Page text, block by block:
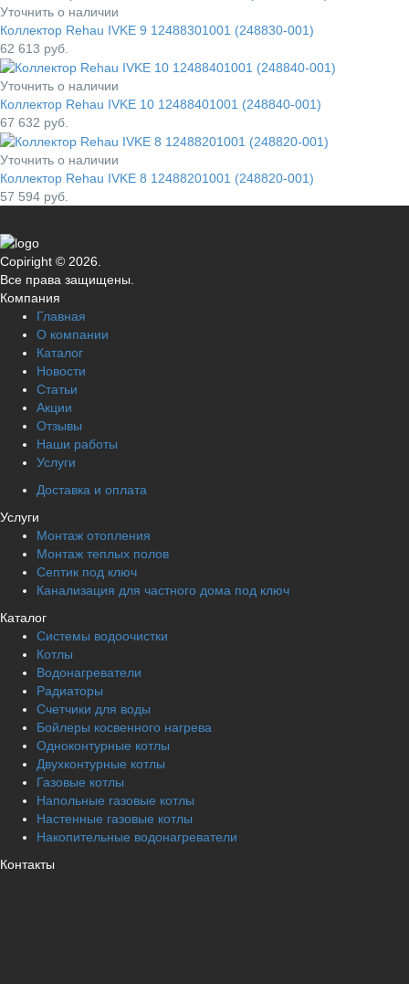
Уточнить о наличии
Коллектор Rehau IVKE 9 12488301001 (248830-001)
62 613 руб.
Уточнить о наличии
Коллектор Rehau IVKE 10 12488401001 (248840-001)
67 632 руб.
Уточнить о наличии
Коллектор Rehau IVKE 8 12488201001 (248820-001)
57 594 руб.
Copiright © 2026.
Все права защищены.
Компания
Главная
О компании
Каталог
Новости
Статьи
Акции
Отзывы
Наши работы
Услуги
Доставка и оплата
Услуги
Монтаж отопления
Монтаж теплых полов
Септик под ключ
Канализация для частного дома под ключ
Каталог
Системы водоочистки
Котлы
Водонагреватели
Радиаторы
Cчетчики для воды
Бойлеры косвенного нагрева
Одноконтурные котлы
Двухконтурные котлы
Газовые котлы
Напольные газовые котлы
Настенные газовые котлы
Накопительные водонагреватели
Контакты